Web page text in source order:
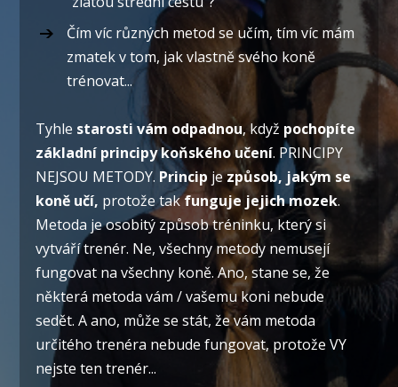
Čím víc různých metod se učím, tím víc mám
zmatek v tom, jak vlastně svého koně
trénovat...
Tyhle starosti vám odpadnou, když pochopíte
základní principy koňského učení. PRINCIPY
NEJSOU METODY. Princip jezpůsob, jakým se
koně učí, protože takfunguje jejich mozek.
Metoda je osobitý způsob tréninku, který si
vytváří trenér. Ne, všechny metody nemusejí
fungovat na všechny koně. Ano, stane se, že
některá metoda vám / vašemu koni nebude
sedět. A ano, může se stát, že vám metoda
určitého trenéra nebude fungovat, protože VY
nejste ten trenér...